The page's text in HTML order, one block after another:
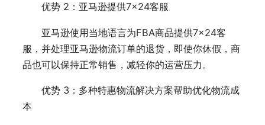
优势 2：亚马逊提供7×24客服
亚马逊使用当地语言为FBA商品提供7×24客
服，并处理亚马逊物流订单的退货，即使你休假，商
品也可以保持正常销售，减轻你的运营压力。
优势 3：多种特惠物流解决方案帮助优化物流成
本